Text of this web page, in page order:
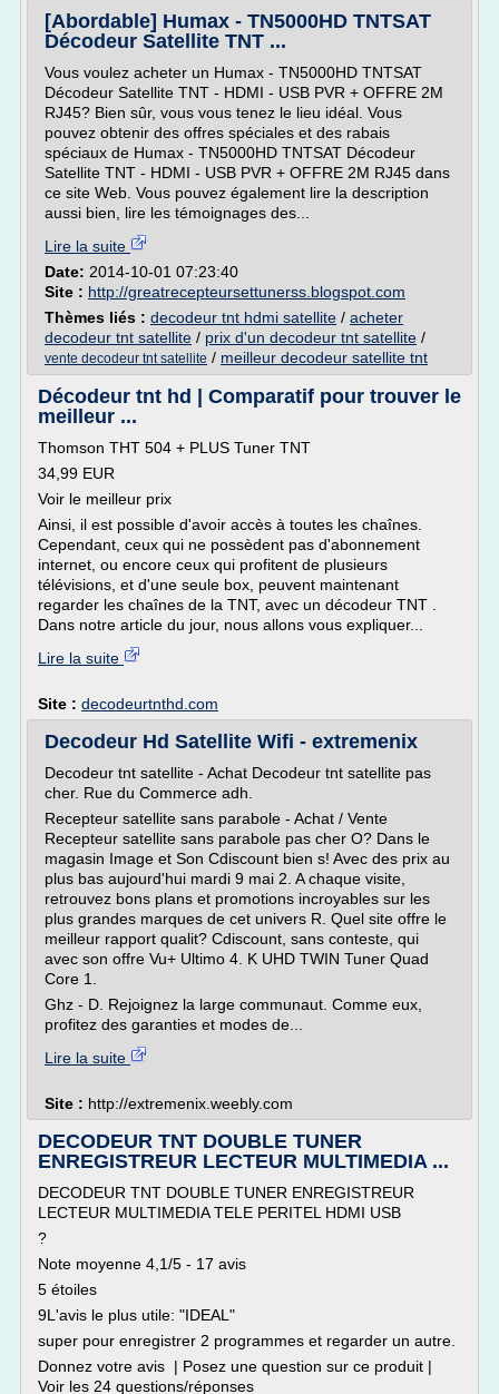
[Abordable] Humax - TN5000HD TNTSAT
Décodeur Satellite TNT ...
Vous voulez acheter un Humax - TN5000HD TNTSAT
Décodeur Satellite TNT - HDMI - USB PVR + OFFRE 2M
RJ45? Bien sûr, vous vous tenez le lieu idéal. Vous
pouvez obtenir des offres spéciales et des rabais
spéciaux de Humax - TN5000HD TNTSAT Décodeur
Satellite TNT - HDMI - USB PVR + OFFRE 2M RJ45 dans
ce site Web. Vous pouvez également lire la description
aussi bien, lire les témoignages des...
Lire la suite
Date: 2014-10-01 07:23:40
Site : http://greatrecepteursettunerss.blogspot.com
Thèmes liés : decodeur tnt hdmi satellite / acheter
decodeur tnt satellite / prix d'un decodeur tnt satellite /
vente decodeur tnt satellite / meilleur decodeur satellite tnt
Décodeur tnt hd | Comparatif pour trouver le
meilleur ...
Thomson THT 504 + PLUS Tuner TNT
34,99 EUR
Voir le meilleur prix
Ainsi, il est possible d'avoir accès à toutes les chaînes.
Cependant, ceux qui ne possèdent pas d'abonnement
internet, ou encore ceux qui profitent de plusieurs
télévisions, et d'une seule box, peuvent maintenant
regarder les chaînes de la TNT, avec un décodeur TNT .
Dans notre article du jour, nous allons vous expliquer...
Lire la suite
Site : decodeurtnthd.com
Decodeur Hd Satellite Wifi - extremenix
Decodeur tnt satellite - Achat Decodeur tnt satellite pas
cher. Rue du Commerce adh.
Recepteur satellite sans parabole - Achat / Vente
Recepteur satellite sans parabole pas cher O? Dans le
magasin Image et Son Cdiscount bien s! Avec des prix au
plus bas aujourd'hui mardi 9 mai 2. A chaque visite,
retrouvez bons plans et promotions incroyables sur les
plus grandes marques de cet univers R. Quel site offre le
meilleur rapport qualit? Cdiscount, sans conteste, qui
avec son offre Vu+ Ultimo 4. K UHD TWIN Tuner Quad
Core 1.
Ghz - D. Rejoignez la large communaut. Comme eux,
profitez des garanties et modes de...
Lire la suite
Site : http://extremenix.weebly.com
DECODEUR TNT DOUBLE TUNER
ENREGISTREUR LECTEUR MULTIMEDIA ...
DECODEUR TNT DOUBLE TUNER ENREGISTREUR
LECTEUR MULTIMEDIA TELE PERITEL HDMI USB
?
Note moyenne 4,1/5 - 17 avis
5 étoiles
9L'avis le plus utile: "IDEAL"
super pour enregistrer 2 programmes et regarder un autre.
Donnez votre avis | Posez une question sur ce produit |
Voir les 24 questions/réponses